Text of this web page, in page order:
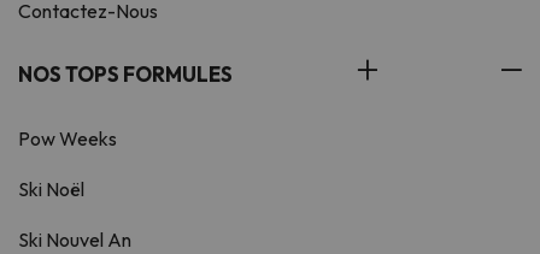
Contactez-Nous
NOS TOPS FORMULES
Pow Weeks
Ski Noël
Ski Nouvel An